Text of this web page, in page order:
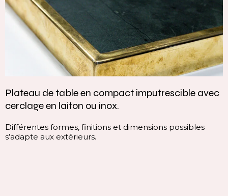
Plateau de table en compact imputrescible avec
cerclage en laiton ou inox.
Différentes formes, finitions et dimensions possibles
s’adapte aux extérieurs.